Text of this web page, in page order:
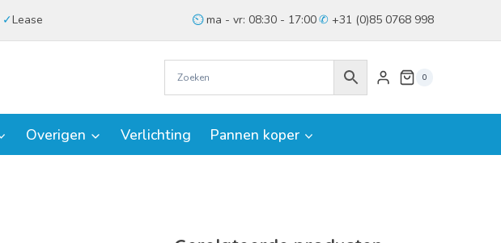
Lease ma - vr: 08:30 - 17:00 +31 (0)85 0768 998
0
Overigen Verlichting Pannen koper